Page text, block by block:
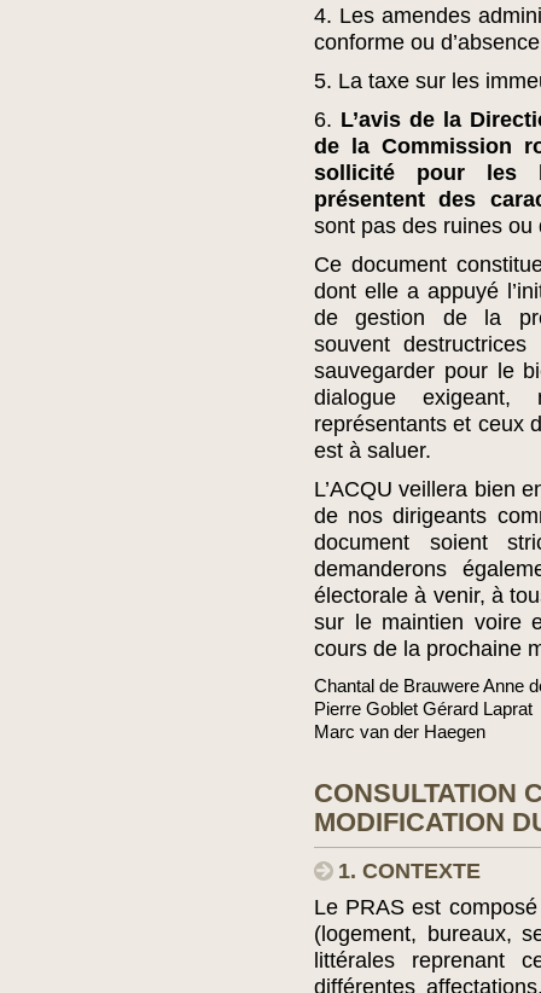
4. Les amendes
conforme ou
5. La taxe sur les
6. L’avis de la
de la Commission
sollicité pour les
présentent des
sont pas des ruines
Ce document
dont elle a appuyé
de gestion de la
souvent destructrices
sauvegarder pour le
dialogue
représentants et ceux
est à saluer.
L’ACQU veillera bien
de nos dirigeants
document soient
demanderons
électorale à venir, à
sur le maintien voire
cours de la prochaine
Chantal de Brauwere Anne
Pierre Goblet Gérard Laprat
Marc van der Haegen
CONSULTATION
MODIFICATION
1. CONTEXTE
Le PRAS est
(logement, bureaux,
littérales
différentes